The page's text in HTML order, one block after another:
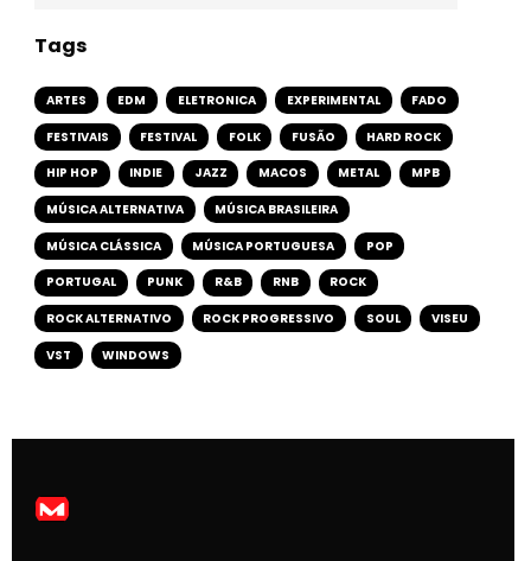
Tags
ARTES EDM ELETRONICA EXPERIMENTAL FADO
FESTIVAIS FESTIVAL FOLK FUSÃO HARD ROCK
HIP HOP INDIE JAZZ MACOS METAL MPB
MÚSICA ALTERNATIVA MÚSICA BRASILEIRA
MÚSICA CLÁSSICA MÚSICA PORTUGUESA POP
PORTUGAL PUNK R&B RNB ROCK
ROCK ALTERNATIVO ROCK PROGRESSIVO SOUL VISEU
VST WINDOWS